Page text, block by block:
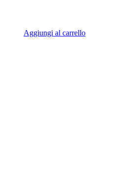
Aggiungi al carrello